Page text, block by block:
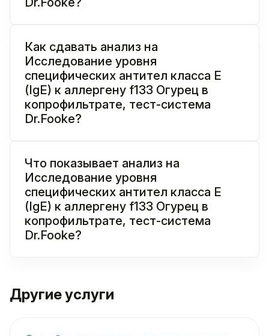
Как сдавать анализ на
Исследование уровня
специфических антител класса E
(IgE) к аллергену f133 Огурец в
копрофильтрате, тест-система
Dr.Fooke?
Что показывает анализ на
Исследование уровня
специфических антител класса E
(IgE) к аллергену f133 Огурец в
копрофильтрате, тест-система
Dr.Fooke?
Другие услуги